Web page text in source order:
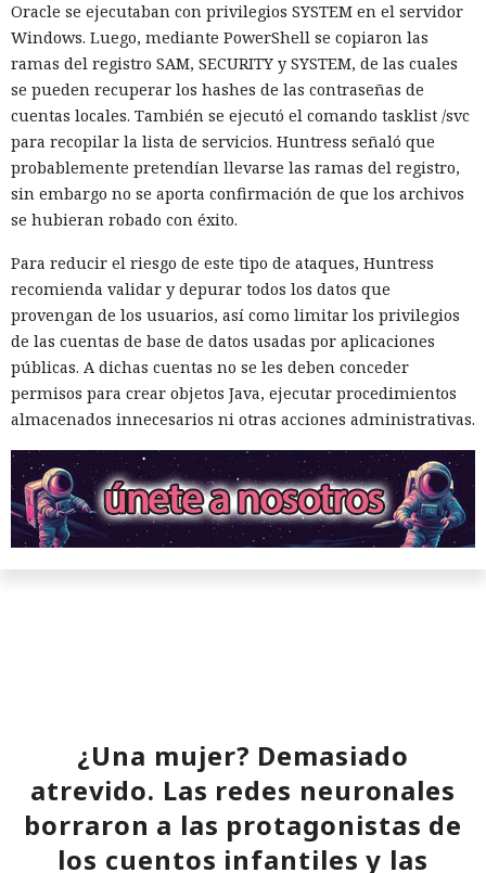
Entre otras novedades figuran la unificación de la carga útil
para reducir el número de solicitudes de precarga, un
mejor caché de archivos estáticos, la herramienta de
depuración Instant Navigations, que muestra los
componentes lentos, documentación con soporte de
versiones para agentes de IA, límites propios de manejo de
errores y compatibilidad con importaciones de archivos tipo
«glob».
Las conversaciones sobre la pérdida de popularidad de
Next.js en favor de los frameworks Remix, Astro y Gatsby
aún no se confirman en los datos: según el director general
de Vercel, Guillermo Rauch, este año el número de
descargas del framework superó los mil millones — casi el
doble del año pasado, que fue de alrededor de 520 millones.
autor, ya espera sentencia en
una celda.
10:34 / 07.08.2026
Oracle se ejecutaban con privilegios SYSTEM en el servidor
Windows. Luego, mediante PowerShell se copiaron las
ramas del registro SAM, SECURITY y SYSTEM, de las cuales
se pueden recuperar los hashes de las contraseñas de
cuentas locales. También se ejecutó el comando tasklist /svc
para recopilar la lista de servicios. Huntress señaló que
probablemente pretendían llevarse las ramas del registro,
sin embargo no se aporta confirmación de que los archivos
se hubieran robado con éxito.
Para reducir el riesgo de este tipo de ataques, Huntress
recomienda validar y depurar todos los datos que
provengan de los usuarios, así como limitar los privilegios
de las cuentas de base de datos usadas por aplicaciones
públicas. A dichas cuentas no se les deben conceder
permisos para crear objetos Java, ejecutar procedimientos
almacenados innecesarios ni otras acciones administrativas.
¿Una mujer? Demasiado
atrevido. Las redes neuronales
borraron a las protagonistas de
los cuentos infantiles y las